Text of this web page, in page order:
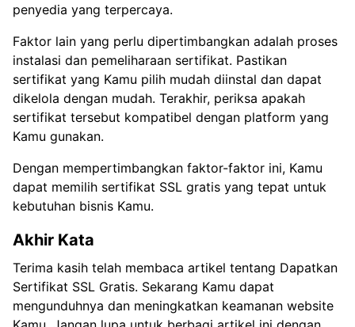
penyedia yang terpercaya.
Faktor lain yang perlu dipertimbangkan adalah proses
instalasi dan pemeliharaan sertifikat. Pastikan
sertifikat yang Kamu pilih mudah diinstal dan dapat
dikelola dengan mudah. Terakhir, periksa apakah
sertifikat tersebut kompatibel dengan platform yang
Kamu gunakan.
Dengan mempertimbangkan faktor-faktor ini, Kamu
dapat memilih sertifikat SSL gratis yang tepat untuk
kebutuhan bisnis Kamu.
Akhir Kata
Terima kasih telah membaca artikel tentang Dapatkan
Sertifikat SSL Gratis. Sekarang Kamu dapat
mengunduhnya dan meningkatkan keamanan website